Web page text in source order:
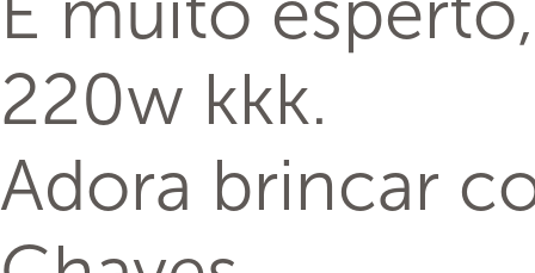
220w kkk.
Adora brincar